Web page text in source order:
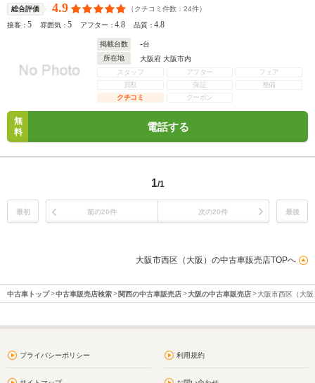
総合評価 4.9 （クチコミ件数： 24件）
接客：5 雰囲気：5 アフター：4.8 品質：4.8
掲載台数 -台
所在地
大阪府 大阪市内
スタッフ
アフター
フェア
買取
保証
整備
クチコミ
クーポン
無
料
電話する
1/1
最初 前の20件 次の20件 最後
大阪市西区（大阪）の中古車販売店TOPへ
中古車トップ 中古車販売店検索 関西の中古車販売店 大阪の中古車販売店 大阪市西区（大
プライバシーポリシー 利用規約